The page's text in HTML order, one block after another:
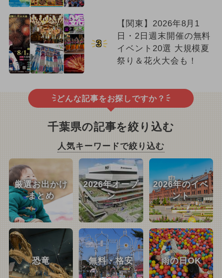
3
【関東】2026年8月1
日・2日週末開催の無料
イベント20選 大規模夏
祭り＆花火大会も！
どんな記事をお探しですか？
千葉県の記事を絞り込む
人気キーワードで絞り込む
厳選お出かけ
まとめ
2026年オープ
ン
2026年のイベ
ント
恐竜 無料・格安 雨の日OK